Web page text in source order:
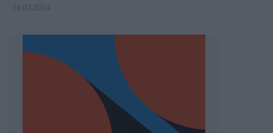
29.04.2024